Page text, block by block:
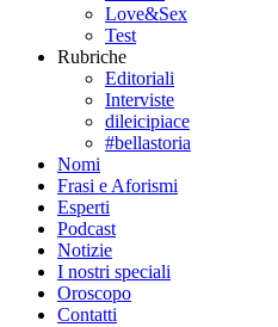
Love&Sex
Test
Rubriche
Editoriali
Interviste
dileicipiace
#bellastoria
Nomi
Frasi e Aforismi
Esperti
Podcast
Notizie
I nostri speciali
Oroscopo
Contatti